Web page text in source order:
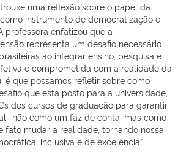
uma reflexão sobre o papel da
instrumento de democratização e
professora enfatizou que a
representa um desafio necessário
ao integrar ensino, pesquisa e
e comprometida com a realidade da
é que possamos refletir sobre como
que está posto para a universidade,
dos cursos de graduação para garantir
não como um faz de conta, mas como
fato mudar a realidade, tornando nossa
inclusiva e de excelência”,